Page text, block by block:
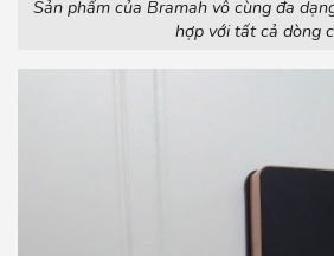
Sản phẩm của Bramah vô cùng đa
hợp với tất cả dòng